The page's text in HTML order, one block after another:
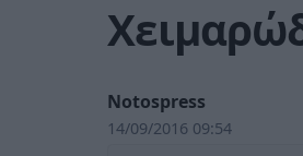
Notospress
14/09/2016 09:54